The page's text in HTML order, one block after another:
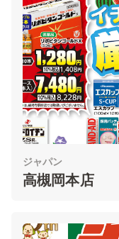
ジャパン
高槻岡本店